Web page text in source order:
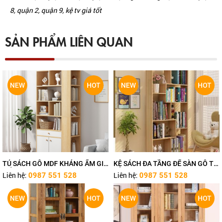
8, quận 2, quận 9, kệ tv giá tốt
SẢN PHẨM LIÊN QUAN
HOT
NEW
TỦ SÁCH GỖ MDF KHÁNG ẨM GIÁ
TỐT TN483
Liên hệ: 0987 551 528
HOT
NEW
KỆ SÁCH ĐA TẦNG ĐỂ SÀN GỖ TỰ
NHIÊN TN480
Liên hệ: 0987 551 528
HOT
NEW HOT
NEW